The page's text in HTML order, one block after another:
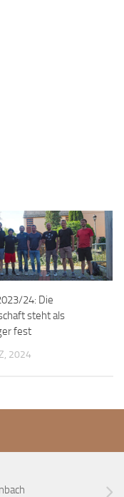
24: Die
steht als
fest
2024